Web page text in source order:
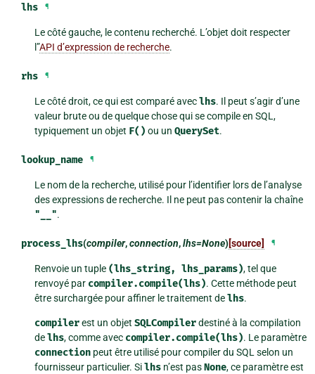
lhs ¶
Le côté gauche, le contenu recherché. L’objet doit respecter
l”API d’expression de recherche.
rhs ¶
Le côté droit, ce qui est comparé aveclhs. Il peut s’agir d’une
valeur brute ou de quelque chose qui se compile en SQL,
typiquement un objet F() ou unQuerySet.
lookup_name ¶
Le nom de la recherche, utilisé pour l’identifier lors de l’analyse
des expressions de recherche. Il ne peut pas contenir la chaîne
"__".
process_lhs(compiler,connection,lhs=None)[source] ¶
Renvoie un tuple (lhs_string, lhs_params), tel que
renvoyé par compiler.compile(lhs). Cette méthode peut
être surchargée pour affiner le traitement delhs.
compilerest un objetSQLCompilerdestiné à la compilation
delhs, comme avec compiler.compile(lhs). Le paramètre
connection peut être utilisé pour compiler du SQL selon un
fournisseur particulier. Silhs n’est pasNone, ce paramètre est